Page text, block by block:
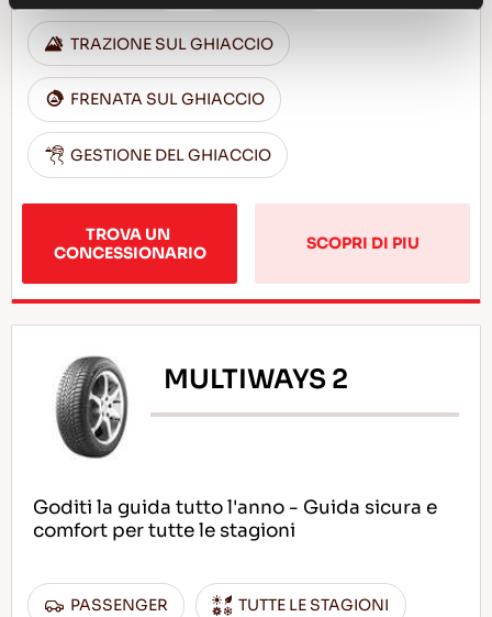
TRAZIONE SUL GHIACCIO
FRENATA SUL GHIACCIO
GESTIONE DEL GHIACCIO
TROVA UN
CONCESSIONARIO
SCOPRI DI PIU
MULTIWAYS 2
Goditi la guida tutto l'anno - Guida sicura e
comfort per tutte le stagioni
PASSENGER TUTTE LE STAGIONI